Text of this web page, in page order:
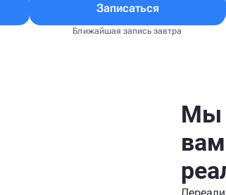
Записаться
Ближайшая запись завтра
Мы